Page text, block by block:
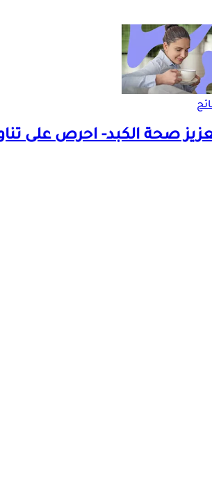
صحة الكبد- احرص على